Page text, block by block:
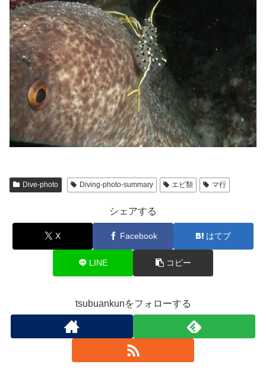
Dive-photo Diving-photo-summary エビ類 マ行
シェアする
X Facebook はてブ
LINE コピー
tsubuankunをフォローする